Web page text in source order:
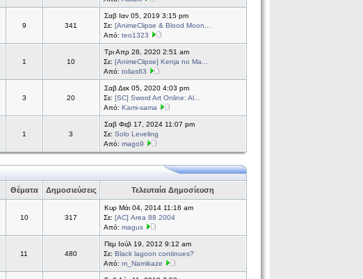
9 341
Σαβ Ιαν 05, 2019 3:15 pm
Σε: [AnimeClipse & Blood Moon...
Από: teo1323
1 10
Τρι Απρ 28, 2020 2:51 am
Σε: [AnimeClipse] Kenja no Ma...
Από: tolias63
3 20
Σαβ Δεκ 05, 2020 4:03 pm
Σε: [SC] Sword Art Online: Al...
Από: Kami-sama
1 3
Σαβ Φεβ 17, 2024 11:07 pm
Σε: Solo Leveling
Από: mago9
Θέματα Δημοσιεύσεις Τελευταία Δημοσίευση
10 317
Κυρ Μάι 04, 2014 11:16 am
Σε: [AC] Area 88 2004
Από: magus
11 480
Πεμ Ιούλ 19, 2012 9:12 am
Σε: Black lagoon continues?
Από: m_Namikaze